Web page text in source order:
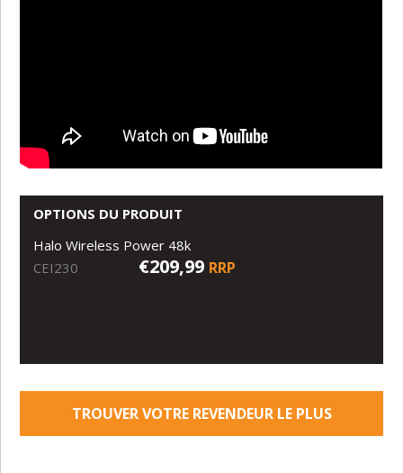
OPTIONS DU PRODUIT
Halo Wireless Power 48k
CEI230
€209,99 RRP
TROUVER VOTRE REVENDEUR LE PLUS